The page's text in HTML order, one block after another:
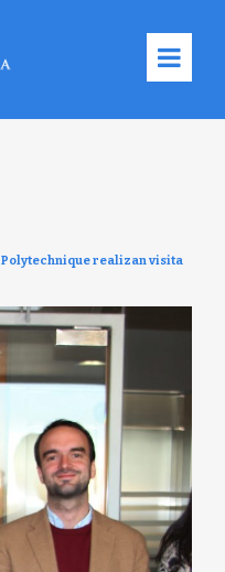
realizan visita